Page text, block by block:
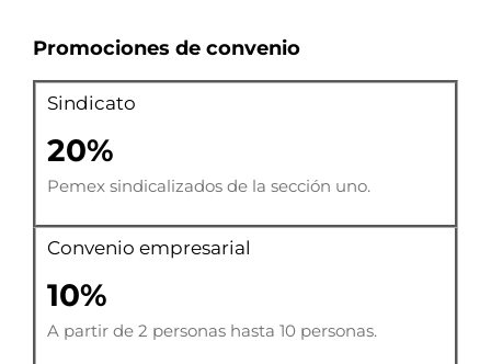
Promociones de convenio
Sindicato
20%
Pemex sindicalizados de la sección uno.
Convenio empresarial
10%
A partir de 2 personas hasta 10 personas.